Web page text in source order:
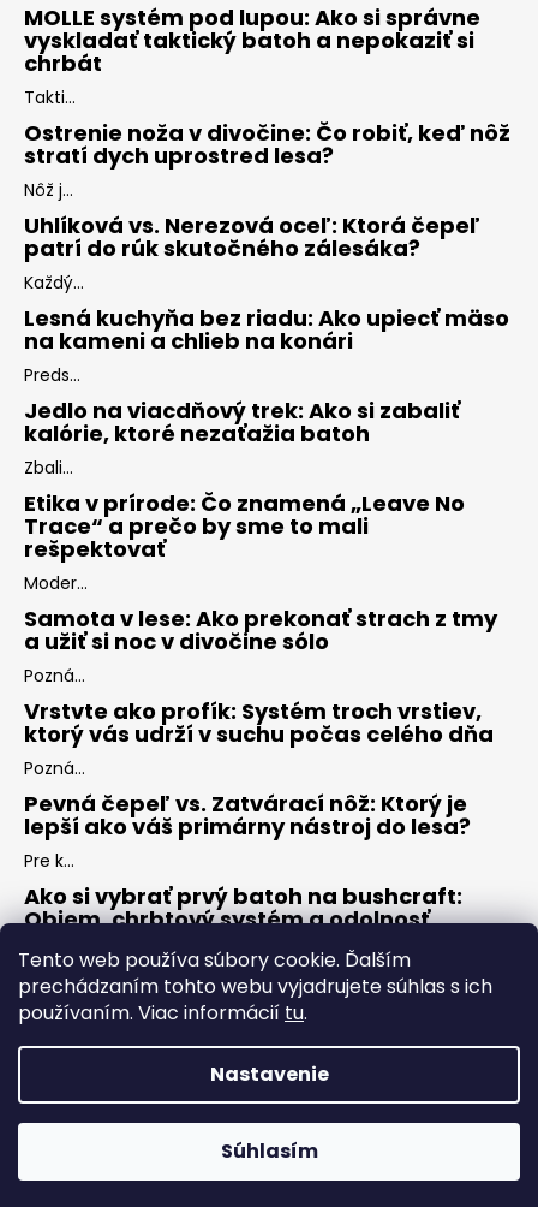
Tento web používa súbory cookie. Ďalším
prechádzaním tohto webu vyjadrujete súhlas s ich
používaním. Viac informácií tu.
Nastavenie
Súhlasím
MOLLE systém pod lupou: Ako si správne
vyskladať taktický batoh a nepokaziť si
chrbát
Takti...
Ostrenie noža v divočine: Čo robiť, keď nôž
stratí dych uprostred lesa?
Nôž j...
Uhlíková vs. Nerezová oceľ: Ktorá čepeľ
patrí do rúk skutočného zálesáka?
Každý...
Lesná kuchyňa bez riadu: Ako upiecť mäso
na kameni a chlieb na konári
Preds...
Jedlo na viacdňový trek: Ako si zabaliť
kalórie, ktoré nezaťažia batoh
Zbali...
Etika v prírode: Čo znamená „Leave No
Trace“ a prečo by sme to mali
rešpektovať
Moder...
Samota v lese: Ako prekonať strach z tmy
a užiť si noc v divočine sólo
Pozná...
Vrstvte ako profík: Systém troch vrstiev,
ktorý vás udrží v suchu počas celého dňa
Pozná...
Pevná čepeľ vs. Zatvárací nôž: Ktorý je
lepší ako váš primárny nástroj do lesa?
Pre k...
Ako si vybrať prvý batoh na bushcraft:
Objem, chrbtový systém a odolnosť
Keď s...
ARCHÍV
Copyright 2026ZÁLESÁK. Všetky práva vyhradené.Upraviť
nastavenie cookies